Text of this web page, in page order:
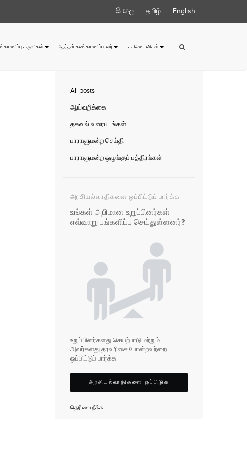
සිංහල தமிழ் English
கருவிகள் தேர்தல் கண்காணிப்பாளர் காணொளிகள்
All posts
ஆய்வறிக்கை
தகவல் வரைபடங்கள்
பாராளுமன்ற செய்தி
பாராளுமன்ற ஒழுங்குப் பத்திரங்கள்
அரசியல்வாதிகளை ஒப்பிட்டுப் பார்க்க
உங்கள் அபிமான உறுப்பினர்கள்
எவ்வாறு பங்களிப்பு செய்துள்ளனர்?
உறுப்பினர்களது செயற்பாடு மற்றும்
அவர்களது தரவரிசை போன்றவற்றை
ஒப்பிட்டுப் பார்க்க
அரசியல்வாதிகளை ஒப்பிடுக
தெரிவை நீக்க